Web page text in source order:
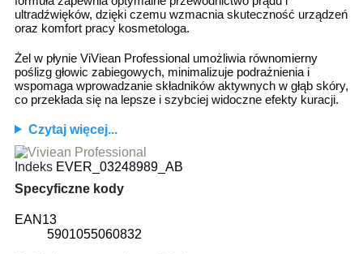
ultradźwięków, dzięki czemu wzmacnia skuteczność urządzeń
oraz komfort pracy kosmetologa.
Żel w płynie ViViean Professional umożliwia równomierny
poślizg głowic zabiegowych, minimalizuje podrażnienia i
wspomaga wprowadzanie składników aktywnych w głąb skóry,
co przekłada się na lepsze i szybciej widoczne efekty kuracji.
Czytaj więcej...
Indeks EVER_03248989_AB
Specyficzne kody
EAN13
5901055060832